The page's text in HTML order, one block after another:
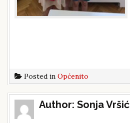
Posted in Općenito
Author: Sonja Vršić
Post
navigation